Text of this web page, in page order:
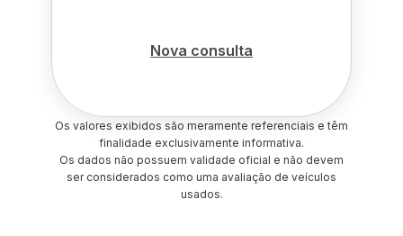
Nova consulta
Os valores exibidos são meramente referenciais e têm
finalidade exclusivamente informativa.
Os dados não possuem validade oficial e não devem
ser considerados como uma avaliação de veículos
usados.